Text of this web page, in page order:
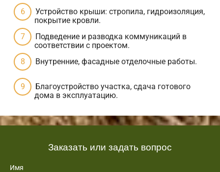
Устройство крыши: стропила, гидроизоляция,
покрытие кровли.
Подведение и разводка коммуникаций в
соответствии с проектом.
Внутренние, фасадные отделочные работы.
Благоустройство участка, сдача готового
дома в эксплуатацию.
Заказать или задать вопрос
Имя